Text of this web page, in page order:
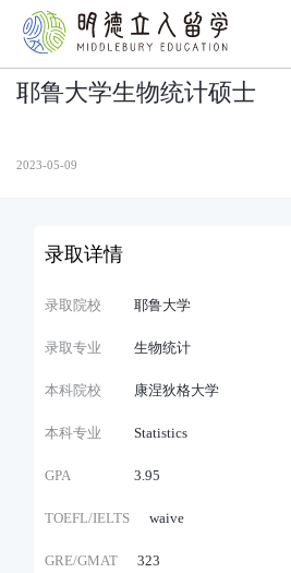
耶鲁大学生物统计硕士
2023-05-09
录取详情
录取院校 耶鲁大学
录取专业 生物统计
本科院校 康涅狄格大学
本科专业 Statistics
GPA 3.95
TOEFL/IELTS waive
GRE/GMAT 323